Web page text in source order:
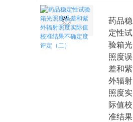
药品稳
定性试
验箱光
照度误
差和紫
外辐射
照度实
际值校
准结果